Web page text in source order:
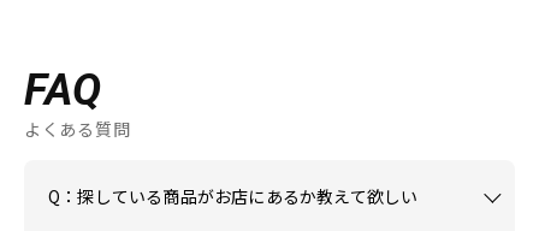
FAQ
よくある質問
Q：探している商品がお店にあるか教えて欲しい